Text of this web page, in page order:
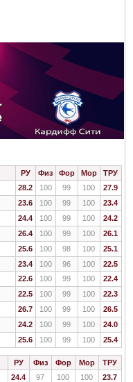
РУ Физ Фор Мор
ТРУ
28.2 100 99 100
27.9
23.6 100 99 100
23.4
24.4 100 99 100
24.2
26.4 100 99 100
26.1
25.6 100 98 100
25.1
23.4 100 96 100
22.5
22.6 100 99 100
22.4
22.5 100 99 100
22.3
26.7 100 99 100
26.5
24.2 100 99 100
24.0
25.6 100 99 100 25.4
РУ Физ Фор Мор
ТРУ
24.4 97 100 100
23.7